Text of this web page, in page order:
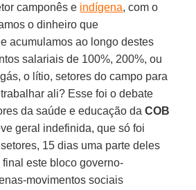
camponês e indígena, com o
o dinheiro que
acumulamos ao longo destes
salariais de 100%, 200%, ou
o lítio, setores do campo para
ali? Esse foi o debate
da saúde e educação daCOB
geral indefinida, que só foi
15 dias uma parte deles
este bloco governo-
movimentos sociais